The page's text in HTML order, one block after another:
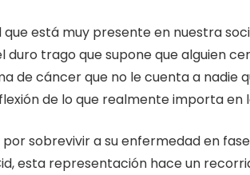
está muy presente en nuestra
trago que supone que alguien
de cáncer que no le cuenta a nadie
de lo que realmente importa en
sobrevivir a su enfermedad en
esta representación hace un